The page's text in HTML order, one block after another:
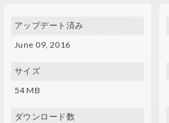
アップデート済み
June 09, 2016
サイズ
54 MB
ダウンロード数